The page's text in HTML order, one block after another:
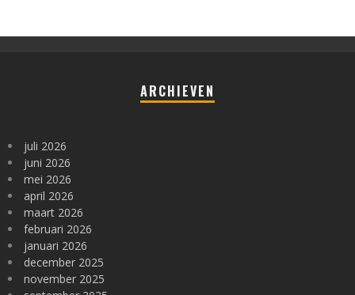
ARCHIEVEN
juli 2026
juni 2026
mei 2026
april 2026
maart 2026
februari 2026
januari 2026
december 2025
november 2025